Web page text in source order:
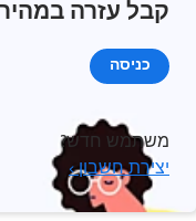
קבל עזרה
כניסה
משתמש חדש?
יצירת חשבון ›